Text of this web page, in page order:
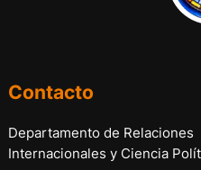
Contacto
Departamento de Relaciones
Internacionales y Ciencia